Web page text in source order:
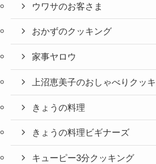
ウワサのお客さま
おかずのクッキング
家事ヤロウ
上沼恵美子のおしゃべりクッ
きょうの料理
きょうの料理ビギナーズ
キューピー3分クッキング